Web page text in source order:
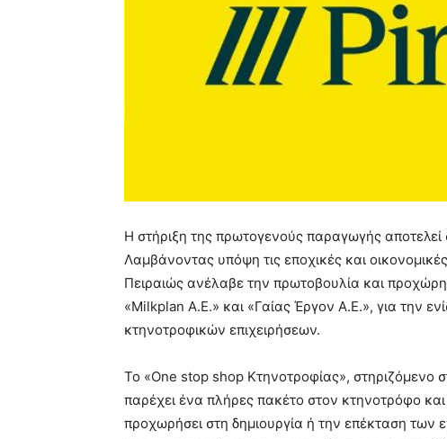
Η στήριξη της πρωτογενούς παραγωγής αποτελεί
Λαμβάνοντας υπόψη τις εποχικές και
Πειραιώς ανέλαβε την πρωτοβουλία και
«Milkplan Α.Ε.» και «Γαίας Έργον Α.Ε.», για την
κτηνοτροφικών επιχειρήσεων.
Το «One stop shop Κτηνοτροφίας», στηριζόμενο
παρέχει ένα πλήρες πακέτο στον κτηνοτρόφο
προχωρήσει στη δημιουργία ή την επέκταση των